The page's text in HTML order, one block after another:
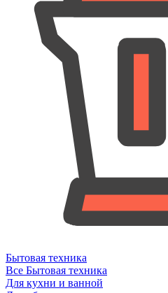
Бытовая техника
Все Бытовая техника
Для кухни и ванной